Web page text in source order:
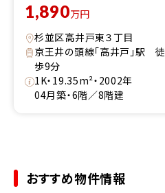
1,890万円
杉並区高井戸東３丁目
京王井の頭線「高井戸」駅 徒
歩9分
1K・19.35m²・2002年
04月築・6階／8階建
おすすめ物件情報